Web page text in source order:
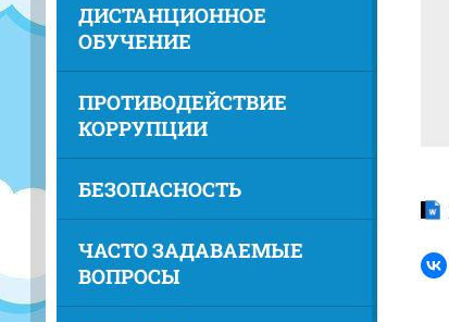
ДИСТАНЦИОННОЕ
ОБУЧЕНИЕ
ПРОТИВОДЕЙСТВИЕ
КОРРУПЦИИ
БЕЗОПАСНОСТЬ
ЧАСТО ЗАДАВАЕМЫЕ
ВОПРОСЫ